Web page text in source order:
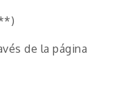
de la página